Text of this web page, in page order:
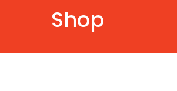
Shop